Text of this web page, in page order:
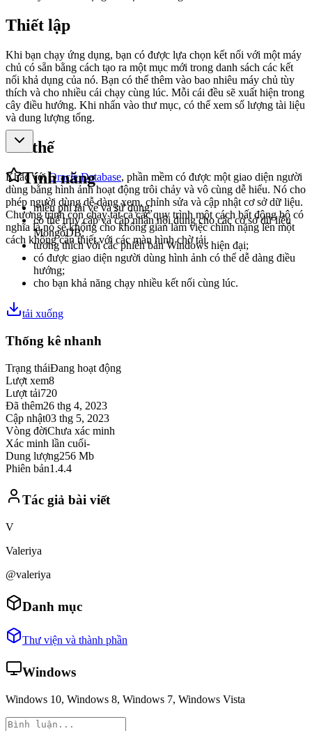
Thiết lập
Khi bạn chạy ứng dụng, bạn có được lựa chọn kết nối với một máy
chủ có sẵn bằng cách tạo ra một mục mới trong danh sách các kết
nối khả dụng của nó. Bạn có thể thêm vào bao nhiêu máy chủ tùy
thích và cho nhiều cái chạy cùng lúc. Mỗi cái đều sẽ xuất hiện trong
cây điều hướng. Khi nhấn vào thư mục, có thể xem số lượng tài liệu
và dung lượng tổng.
Ưu thế
Khác với Oracle Database, phần mềm có được một giao diện người
dùng bằng hình ảnh hoạt động trôi chảy và vô cùng dễ hiểu. Nó cho
phép người dùng dễ dàng xem, chỉnh sửa và cập nhật cơ sở dữ liệu.
Chương trình còn chạy tất cả các quy trình một cách bất động bộ có
nghĩa là nó sẽ không cho không gian làm việc chính nặng lên một
cách không cần thiết với các màn hình chờ tải.
Tính năng
miễn phí tải về và sử dụng;
có thể truy cập và cập nhận nội dung cho các cơ sở dữ liệu
MongoDB;
tương thích với các phiên bản Windows hiện đại;
có được giao diện người dùng hình ảnh có thể dễ dàng điều
hướng;
cho bạn khả năng chạy nhiều kết nối cùng lúc.
tải xuống
Thống kê nhanh
Trạng tháiĐang hoạt động
Lượt xem8
Lượt tải720
Đã thêm26 thg 4, 2023
Cập nhật03 thg 5, 2023
Vòng đờiChưa xác minh
Xác minh lần cuối-
Dung lượng256 Mb
Phiên bản1.4.4
Tác giả bài viết
V
Valeriya
@valeriya
Danh mục
Thư viện và thành phần
Windows
Windows 10, Windows 8, Windows 7, Windows Vista